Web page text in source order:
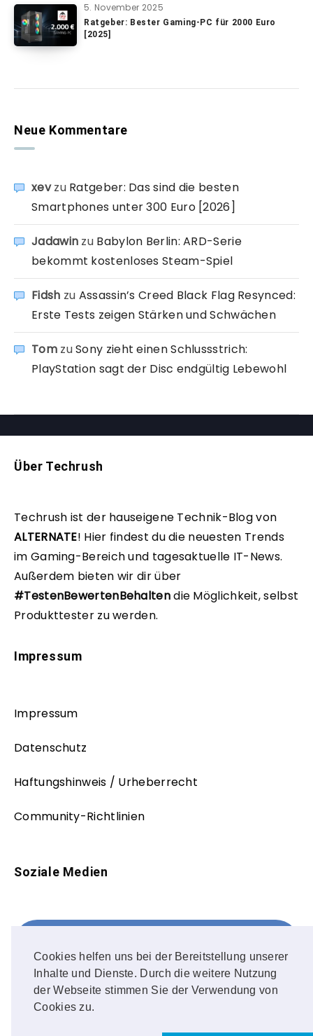
Cookies helfen uns bei der Bereitstellung unserer
Inhalte und Dienste. Durch die weitere Nutzung
der Webseite stimmen Sie der Verwendung von
Cookies zu.
5. November 2025
Ratgeber: Bester Gaming-PC für 2000 Euro
[2025]
Neue Kommentare
xevzu Ratgeber: Das sind die besten
Smartphones unter 300 Euro [2026]
Jadawin zu Babylon Berlin: ARD-Serie
bekommt kostenloses Steam-Spiel
Fidsh zu Assassin’s Creed Black Flag Resynced:
Erste Tests zeigen Stärken und Schwächen
TomzuSony zieht einen Schlussstrich:
PlayStation sagt der Disc endgültig Lebewohl
Über Techrush
Techrush ist der hauseigene Technik-Blog von
ALTERNATE! Hier findest du die neuesten Trends
im Gaming-Bereich und tagesaktuelle IT-News.
Außerdem bieten wir dir über
#TestenBewertenBehaltendie Möglichkeit, selbst
Produkttester zu werden.
Impressum
Impressum
Datenschutz
Haftungshinweis / Urheberrecht
Community-Richtlinien
Soziale Medien
FOLLOW ME!
Instagram
OUR PHOTOS!